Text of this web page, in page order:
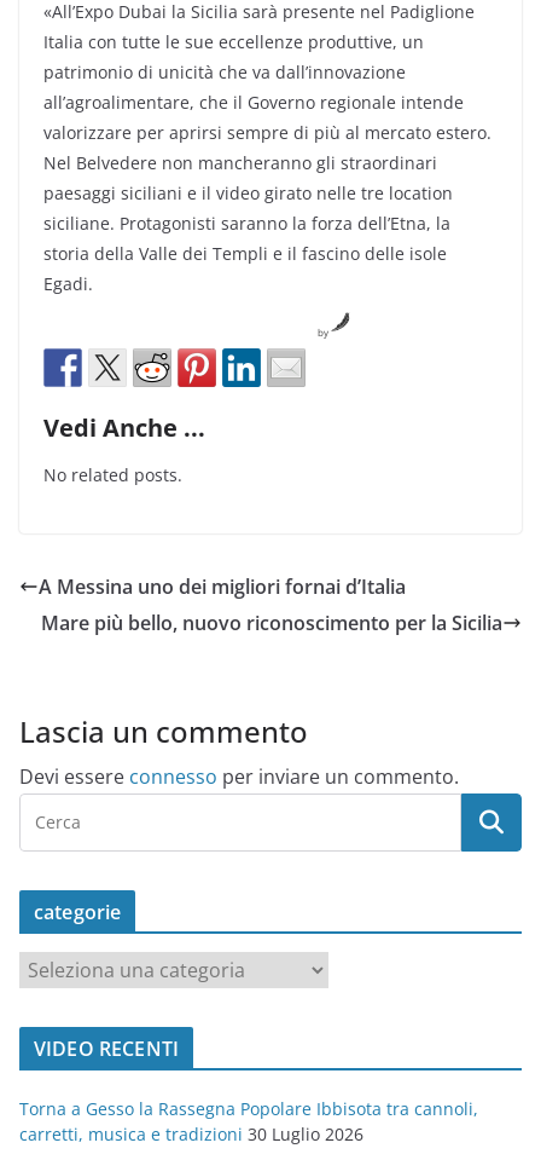
«All’Expo Dubai la Sicilia sarà presente nel Padiglione
Italia con tutte le sue eccellenze produttive, un
patrimonio di unicità che va dall’innovazione
all’agroalimentare, che il Governo regionale intende
valorizzare per aprirsi sempre di più al mercato estero.
Nel Belvedere non mancheranno gli straordinari
paesaggi siciliani e il video girato nelle tre location
siciliane. Protagonisti saranno la forza dell’Etna, la
storia della Valle dei Templi e il fascino delle isole
Egadi.
by
Vedi Anche ...
No related posts.
A Messina uno dei migliori fornai d’Italia
Mare più bello, nuovo riconoscimento per la Sicilia
Lascia un commento
Devi essere connesso per inviare un commento.
categorie
a
t
o
r
VIDEO RECENTI
Torna a Gesso la Rassegna Popolare Ibbisota tra cannoli,
carretti, musica e tradizioni 30 Luglio 2026